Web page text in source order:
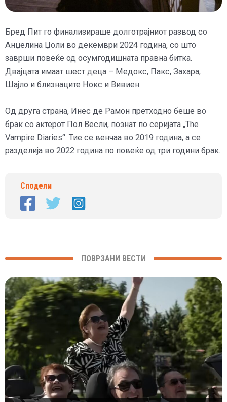
Бред Пит го финализираше долготрајниот развод со
Анџелина Џоли во декември 2024 година, со што
заврши повеќе од осумгодишната правна битка.
Двајцата имаат шест деца – Медокс, Пакс, Захара,
Шајло и близнаците Нокс и Вивиен.
Од друга страна, Инес де Рамон претходно беше во
брак со актерот Пол Весли, познат по серијата „The
Vampire Diaries“. Тие се венчаа во 2019 година, а се
разделија во 2022 година по повеќе од три години брак.
Сподели
ПОВРЗАНИ ВЕСТИ